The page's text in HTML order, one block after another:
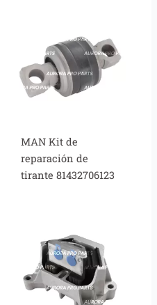
MAN Kit de
reparación de
tirante 81432706123